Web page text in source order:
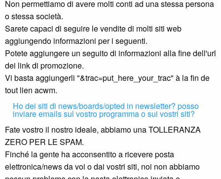
Non permettiamo di avere molti conti ad una stessa persona
o stessa società.
Sarete capaci di seguire le vendite di molti siti web
aggiungendo informazioni per i seguenti.
Potete aggiungere un seguito di informazioni alla fine dell'url
dei link di promozione.
Vi basta aggiungerli "&trac=put_here_your_trac" à la fin de
tout lien acwm.
Ho dei siti di news/boards/opted in newsletter? posso
inviare emails sul vostro programma o sui vostri siti?
Fate vostro il nostro ideale, abbiamo una TOLLERANZA
ZERO PER LE SPAM.
Finché la gente ha acconsentito a ricevere posta
elettronica/news da voi o dai vostri siti, noi non abbiamo